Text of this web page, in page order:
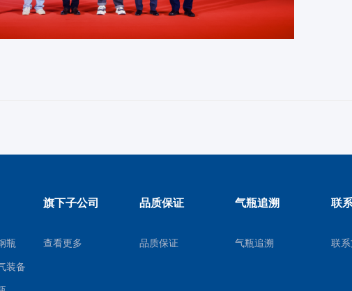
瓶
装备
旗下子公司
查看更多
品质保证
品质保证
气瓶追溯
气瓶追溯
联
联